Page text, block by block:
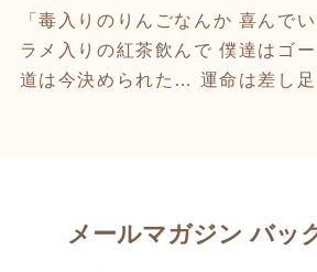
「毒入りのりんごなんか 喜んで
ラメ入りの紅茶飲んで 僕達はゴー
道は今決められた… 運命は差し足
メールマガジン バッ